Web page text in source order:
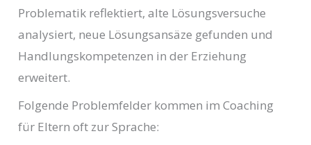
Problematik reflektiert, alte Lösungsversuche
analysiert, neue Lösungsansäze gefunden und
Handlungskompetenzen in der Erziehung
erweitert.
Folgende Problemfelder kommen im Coaching
für Eltern oft zur Sprache: